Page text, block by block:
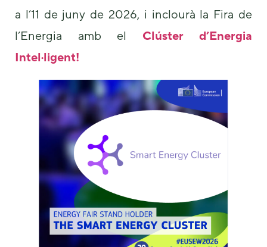
a l’11 de juny de 2026, i inclourà la Fira de
l’Energia amb el Clúster d’Energia
Intel·ligent!
optional.
They are
needed for
Statistics
In order for
website's
based on
website is
used.